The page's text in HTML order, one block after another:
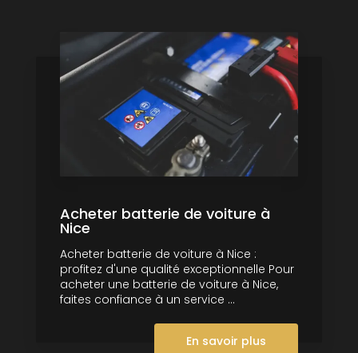
Acheter batterie de voiture à
Nice
Acheter batterie de voiture à Nice :
profitez d'une qualité exceptionnelle Pour
acheter une batterie de voiture à Nice,
faites confiance à un service ...
En savoir plus